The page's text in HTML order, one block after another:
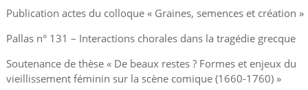
Publication actes du colloque « Graines, semences et création »
Pallas n° 131 – Interactions chorales dans la tragédie grecque
Soutenance de thèse « De beaux restes ? Formes et enjeux du
vieillissement féminin sur la scène comique (1660-1760) »